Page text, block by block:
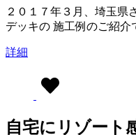
２０１７年３月、埼玉県
デッキの 施工例のご紹
詳細
自宅にリゾート